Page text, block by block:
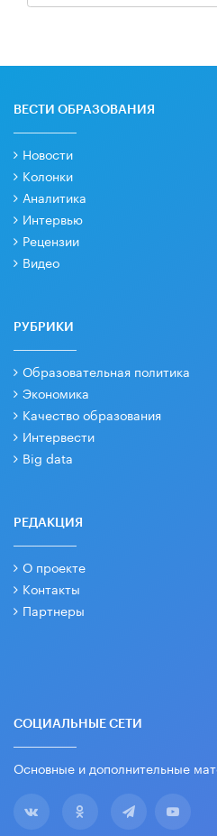
ВЕСТИ ОБРАЗОВАНИЯ
Новости
Колонки
Аналитика
Интервью
Рецензии
Видео
РУБРИКИ
Образовательная политика
Экономика
Качество образования
Интервести
Big data
РЕДАКЦИЯ
О проекте
Контакты
Партнеры
СОЦИАЛЬНЫЕ СЕТИ
Основные и дополнительные